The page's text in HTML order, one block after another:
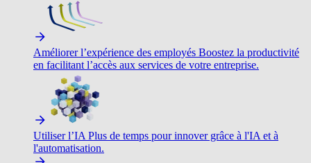
Améliorer l’expérience des employés Boostez la productivité
en facilitant l’accès aux services de votre entreprise.
Utiliser l’IA Plus de temps pour innover grâce à l'IA et à
l'automatisation.